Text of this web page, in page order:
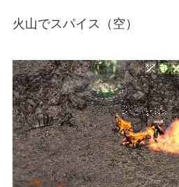
火山でスパイス（空）